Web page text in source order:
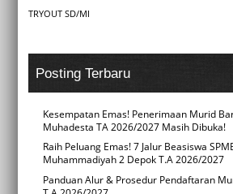
TRYOUT SD/MI
Posting Terbaru
Kesempatan Emas! Penerimaan Murid
Muhadesta TA 2026/2027 Masih Dibuka!
Raih Peluang Emas! 7 Jalur Beasiswa
Muhammadiyah 2 Depok T.A 2026/2027
Panduan Alur & Prosedur Pendaftaran